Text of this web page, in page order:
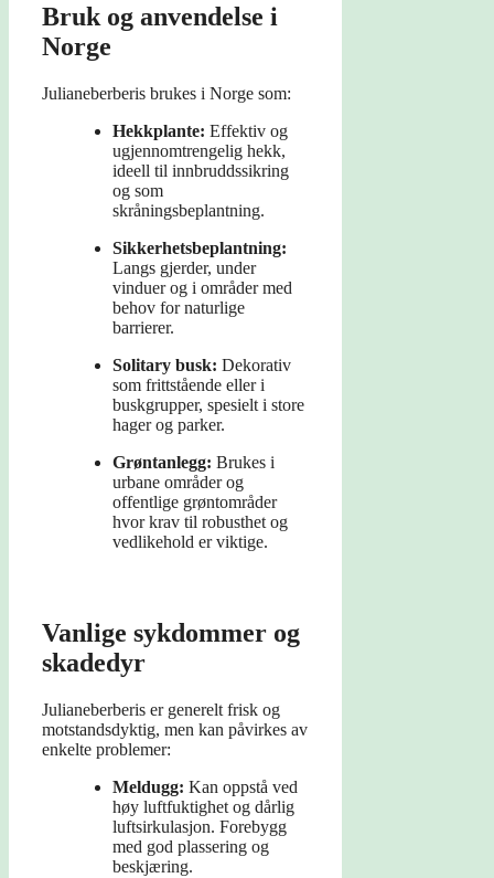
Bruk og anvendelse i
Norge
Julianeberberis brukes i Norge som:
Hekkplante: Effektiv og
ugjennomtrengelig hekk,
ideell til innbruddssikring
og som
skråningsbeplantning.
Sikkerhetsbeplantning:
Langs gjerder, under
vinduer og i områder med
behov for naturlige
barrierer.
Solitary busk: Dekorativ
som frittstående eller i
buskgrupper, spesielt i store
hager og parker.
Grøntanlegg: Brukes i
urbane områder og
offentlige grøntområder
hvor krav til robusthet og
vedlikehold er viktige.
Vanlige sykdommer og
skadedyr
Julianeberberis er generelt frisk og
motstandsdyktig, men kan påvirkes av
enkelte problemer:
Meldugg: Kan oppstå ved
høy luftfuktighet og dårlig
luftsirkulasjon. Forebygg
med god plassering og
beskjæring.